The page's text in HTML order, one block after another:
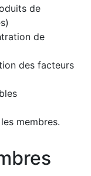
de
de
des facteurs
membres.